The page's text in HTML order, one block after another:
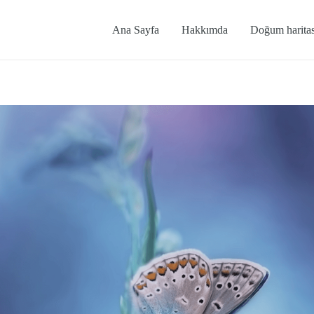
Ana Sayfa Hakkımda Doğum